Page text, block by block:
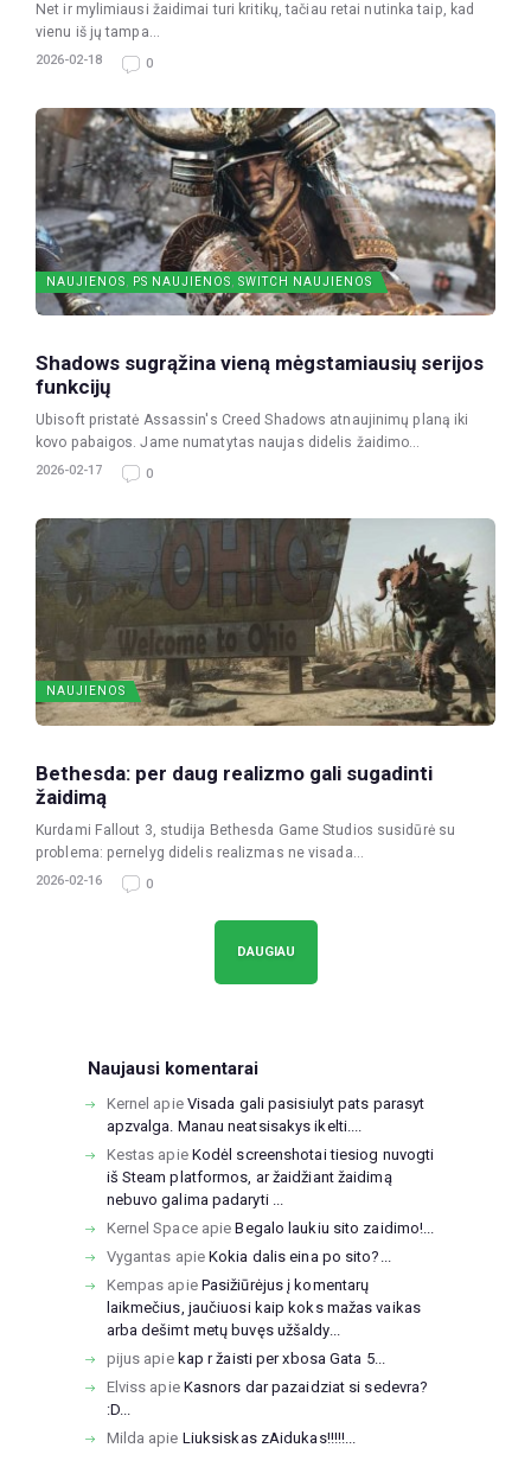
Net ir mylimiausi žaidimai turi kritikų, tačiau retai nutinka taip, kad
vienu iš jų tampa...
2026-02-18 0
NAUJIENOS PS NAUJIENOS SWITCH NAUJIENOS
Shadows sugrąžina vieną mėgstamiausių serijos
funkcijų
Ubisoft pristatė Assassin's Creed Shadows atnaujinimų planą iki
kovo pabaigos. Jame numatytas naujas didelis žaidimo...
2026-02-17 0
NAUJIENOS
Bethesda: per daug realizmo gali sugadinti
žaidimą
Kurdami Fallout 3, studija Bethesda Game Studios susidūrė su
problema: pernelyg didelis realizmas ne visada...
2026-02-16 0
DAUGIAU
Naujausi komentarai
Kernel apie Visada gali pasisiulyt pats parasyt
apzvalga. Manau neatsisakys ikelti....
Kestas apie Kodėl screenshotai tiesiog nuvogti
iš Steam platformos, ar žaidžiant žaidimą
nebuvo galima padaryti ...
Kernel SpaceapieBegalo laukiu sito zaidimo!...
Vygantas apieKokia dalis eina po sito?...
Kempas apie Pasižiūrėjus į komentarų
laikmečius, jaučiuosi kaip koks mažas vaikas
arba dešimt metų buvęs užšaldy...
pijus apie kap r žaisti per xbosa Gata 5...
Elviss apie Kasnors dar pazaidziat si sedevra?
:D...
Milda apie Liuksiskas zAidukas!!!!!...